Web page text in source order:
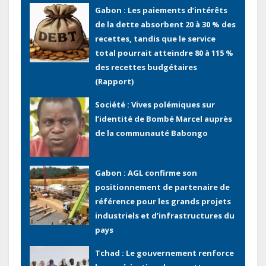
Gabon : Les paiements d’intérêts
de la dette absorbent 20 à 30 % des
recettes, tandis que le service
total pourrait atteindre 80 à 115 %
des recettes budgétaires
(Rapport)
Société : Vives polémiques sur
l’identité de Bombé Marcel auprès
de la communauté Babongo
Gabon : AGL confirme son
positionnement de partenaire de
référence pour les grands projets
industriels et d’infrastructures du
pays
Tchad : Le gouvernement renforce